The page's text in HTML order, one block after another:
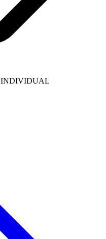
INDIVIDUAL